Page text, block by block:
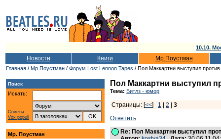
10.10.
Новости Книги Мр.Поустман
Главная / Мр.Поустман / Форум Lost Lennon Tapes / Пол Маккартни выступил
Поиск
Искать:
Советы
Vox populi
Мр. Поустман
Пол Маккартни выступил
Тема: Битлз - юмор
Страницы: [<<] 1 2
3
Ответить
Re: Пол Маккартни выступил